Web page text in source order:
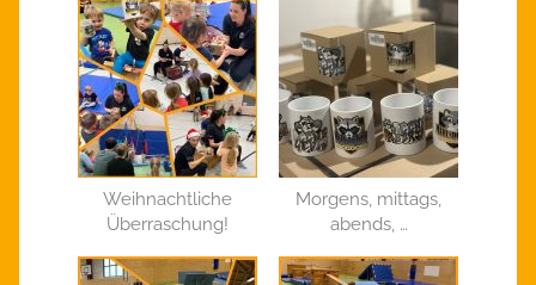
Weihnachtliche
Überraschung!
Morgens, mittags,
abends, …